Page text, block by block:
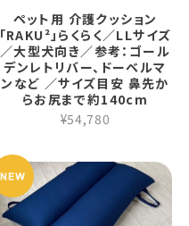
ペット用 介護クッション
「RAKU²」らくらく／LLサイズ
／大型犬向き／参考：ゴール
デンレトリバー、ドーベルマ
ンなど ／サイズ目安 鼻先か
らお尻まで約140cm
¥54,780